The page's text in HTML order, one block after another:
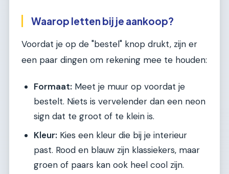
Waarop letten bij je aankoop?
Voordat je op de "bestel" knop drukt, zijn er
een paar dingen om rekening mee te houden:
Formaat: Meet je muur op voordat je
bestelt. Niets is vervelender dan een neon
sign dat te groot of te klein is.
Kleur: Kies een kleur die bij je interieur
past. Rood en blauw zijn klassiekers, maar
groen of paars kan ook heel cool zijn.